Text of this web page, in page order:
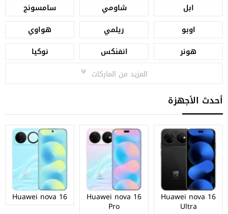
ابل شاومي
سامسونج
اوبو
ريلمي
هواوي
هونر
انفنكس
نوكيا
المزيد من الماركات
أحدث الأجهزة
Huawei nova 16
Ultra
Huawei nova 16
Pro
Huawei nova 16